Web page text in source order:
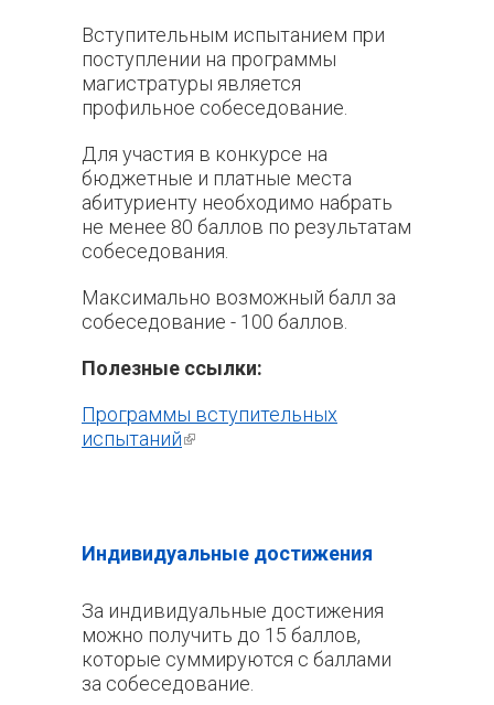
Вступительным испытанием при
поступлении на программы
магистратуры является
профильное собеседование.
Для участия в конкурсе на
бюджетные и платные места
абитуриенту необходимо набрать
не менее 80 баллов по результатам
собеседования.
Максимально возможный балл за
собеседование - 100 баллов.
Полезные ссылки:
Программы вступительных
испытаний(внешняя ссылка)
Индивидуальные достижения
За индивидуальные достижения
можно получить до 15 баллов,
которые суммируются с баллами
за собеседование.